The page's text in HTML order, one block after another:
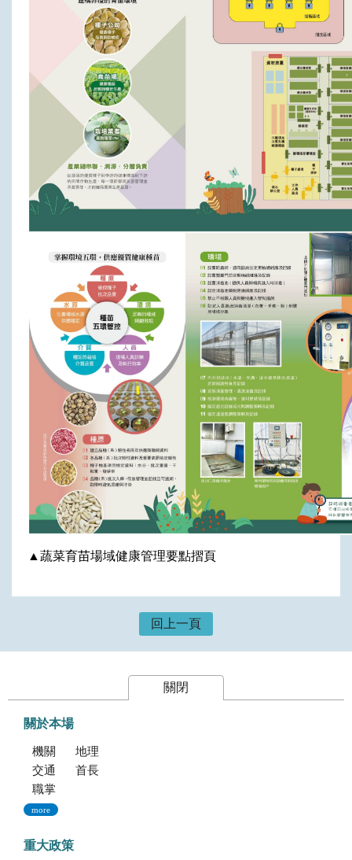
▲蔬菜育苗場域健康管理要點摺頁
回上一頁
關閉
關於本場
機關簡介
地理位置及農業環境
交通指南
首長專區
職掌與組織編制
more
重大政策